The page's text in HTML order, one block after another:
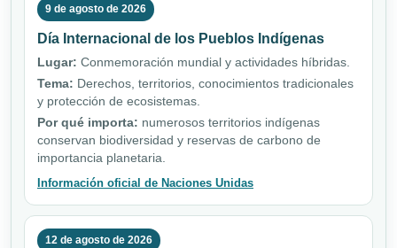
9 de agosto de 2026
Día Internacional de los Pueblos Indígenas
Lugar: Conmemoración mundial y actividades híbridas.
Tema: Derechos, territorios, conocimientos tradicionales
y protección de ecosistemas.
Por qué importa: numerosos territorios indígenas
conservan biodiversidad y reservas de carbono de
importancia planetaria.
Información oficial de Naciones Unidas
12 de agosto de 2026